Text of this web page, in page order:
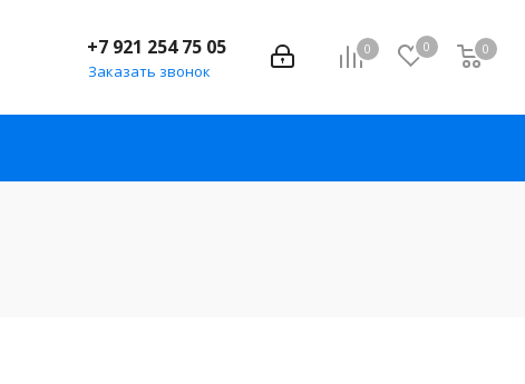
0 0 0
+7 921 254 75 05
Заказать звонок